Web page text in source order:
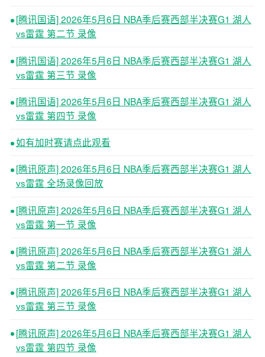
[腾讯国语] 2026年5月6日 NBA季后赛西部半决赛G1 湖人
vs雷霆 第二节 录像
[腾讯国语] 2026年5月6日 NBA季后赛西部半决赛G1 湖人
vs雷霆 第三节 录像
[腾讯国语] 2026年5月6日 NBA季后赛西部半决赛G1 湖人
vs雷霆 第四节 录像
如有加时赛请点此观看
[腾讯原声] 2026年5月6日 NBA季后赛西部半决赛G1 湖人
vs雷霆 全场录像回放
[腾讯原声] 2026年5月6日 NBA季后赛西部半决赛G1 湖人
vs雷霆 第一节 录像
[腾讯原声] 2026年5月6日 NBA季后赛西部半决赛G1 湖人
vs雷霆 第二节 录像
[腾讯原声] 2026年5月6日 NBA季后赛西部半决赛G1 湖人
vs雷霆 第三节 录像
[腾讯原声] 2026年5月6日 NBA季后赛西部半决赛G1 湖人
vs雷霆 第四节 录像